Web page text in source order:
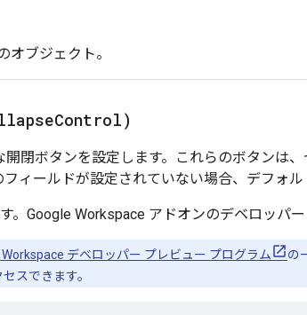
オブジェクト。
Control)
閉ボタンを設定します。これらのボタンは
ィールドが設定されていない場合、デフォル
。Google Workspace アドオンのデベロッパー
デベロッパー プレビュー プログラム
の
スできます。